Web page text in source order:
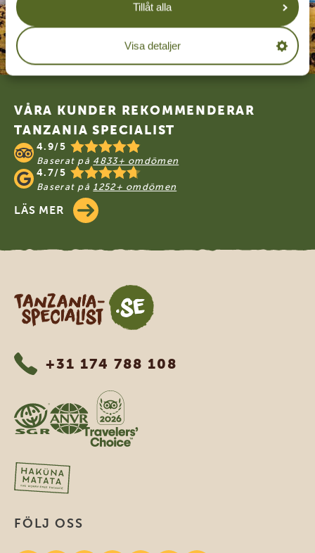
Tillåt alla
Visa detaljer
Footer
VÅRA KUNDER REKOMMENDERAR
TANZANIA SPECIALIST
4.9/5
Baserat på 4833+ omdömen
4.7/5
Baserat på 1252+ omdömen
LÄS MER
Tanzania Specialist
+31 174 788 108
FÖLJ OSS